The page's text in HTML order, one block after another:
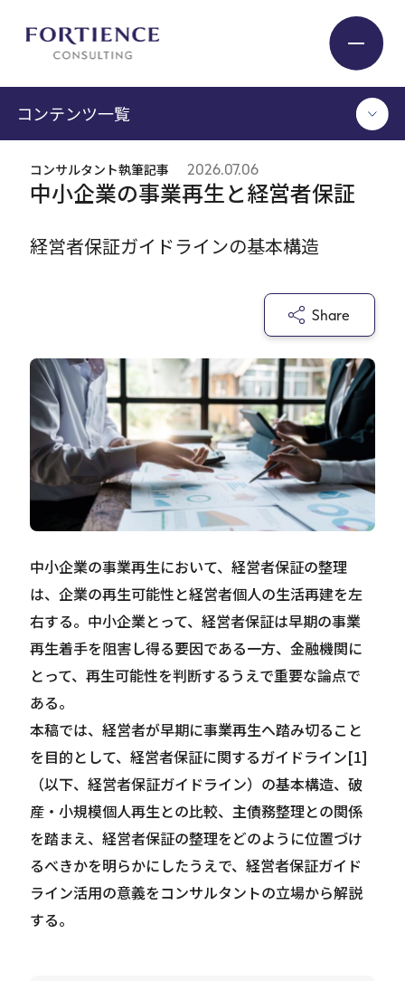
Company
Careers
サイト内検索
Contact
コンテンツ一覧
TOP
セミナー / イベント
ログイン
中小企業の事業再生と経営者保証
経営者保証ガイドラインの基本構造
コンサルタント執筆記事 2026.07.06
Share
中小企業の事業再生において、経営者保証の整理
は、企業の再生可能性と経営者個人の生活再建を左
右する。中小企業とって、経営者保証は早期の事業
再生着手を阻害し得る要因である一方、金融機関に
とって、再生可能性を判断するうえで重要な論点で
ある。
本稿では、経営者が早期に事業再生へ踏み切ること
を目的として、経営者保証に関するガイドライン[1]
（以下、経営者保証ガイドライン）の基本構造、破
産・小規模個人再生との比較、主債務整理との関係
を踏まえ、経営者保証の整理をどのように位置づけ
るべきかを明らかにしたうえで、経営者保証ガイド
ライン活用の意義をコンサルタントの立場から解説
する。